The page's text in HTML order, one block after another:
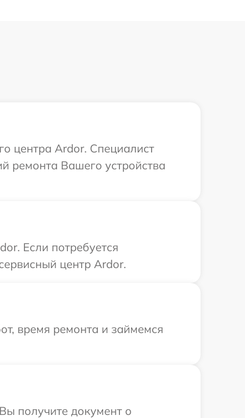
центра Ardor. Специалист
ремонта Вашего устройства
Если потребуется
центр Ardor.
время ремонта и займемся
получите документ о